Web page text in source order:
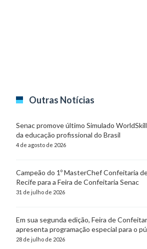
Outras Notícias
Senac promove último Simulado
da educação profissional do Brasil
4 de agosto de 2026
Campeão do 1º MasterChef Confeitaria
Recife para a Feira de Confeitaria Senac
31 de julho de 2026
Em sua segunda edição, Feira de
apresenta programação especial para o
28 de julho de 2026